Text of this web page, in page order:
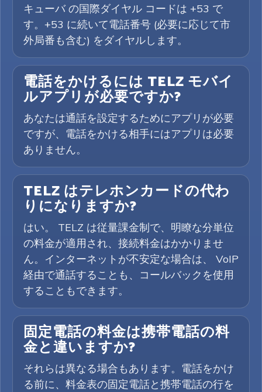
キューバ の国際ダイヤル コードは +53 で
す。+53 に続いて電話番号 (必要に応じて市
外局番も含む) をダイヤルします。
電話をかけるには TELZ モバイ
ルアプリが必要ですか?
あなたは通話を設定するためにアプリが必要
ですが、電話をかける相手にはアプリは必要
ありません。
TELZ はテレホンカードの代わ
りになりますか?
はい。 TELZ は従量課金制で、明瞭な分単位
の料金が適用され、接続料金はかかりませ
ん。インターネットが不安定な場合は、 VoIP
経由で通話することも、コールバックを使用
することもできます。
固定電話の料金は携帯電話の料
金と違いますか?
それらは異なる場合もあります。電話をかけ
る前に、料金表の固定電話と携帯電話の行を